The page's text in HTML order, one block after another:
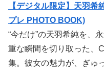
【デジタル限定】天羽
プレ PHOTO BOOK)
“今だけ”の天羽希純を、
重な瞬間を切り取った、
集。彼女の魅力が、ぎゅ